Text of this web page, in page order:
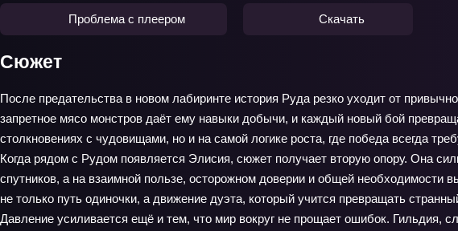
Проблема с плеером Скачать
Сюжет
После предательства в новом лабиринте история Руда резко уходит от
запретное мясо монстров даёт ему навыки добычи, и каждый новый бой
столкновениях с чудовищами, но и на самой логике роста, где победа всегда
Когда рядом с Рудом появляется Элисия, сюжет получает вторую опору. Она
спутников, а на взаимной пользе, осторожном доверии и общей необходимости
не только путь одиночки, а движение дуэта, который учится превращать
Давление усиливается ещё и тем, что мир вокруг не прощает ошибок. Гильдия,